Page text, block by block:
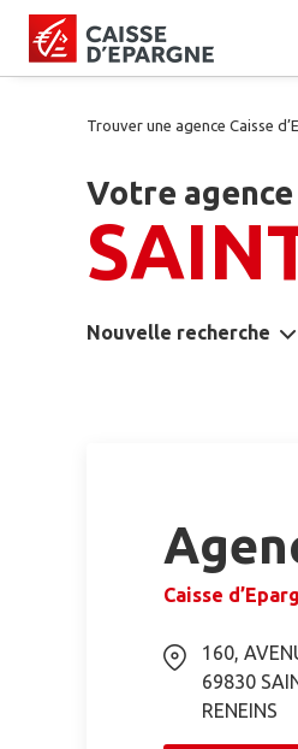
Trouver une agence Caisse
Votre agence
Nouvelle recherche
Caisse
160,
69830
RENEINS